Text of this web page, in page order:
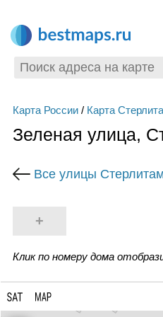
Карта России/ Карта
Зеленая улица,
Все улицы
+
Клик по номеру дома